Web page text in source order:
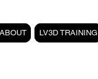
ABOUT LV3D TRAINING